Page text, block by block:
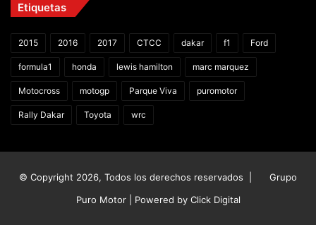
Etiquetas
2015 2016 2017 CTCC dakar f1 Ford
formula1 honda lewis hamilton marc marquez
Motocross motogp Parque Viva puromotor
Rally Dakar Toyota wrc
© Copyright 2026, Todos los derechos reservados |
Grupo
Puro Motor | Powered by Click Digital